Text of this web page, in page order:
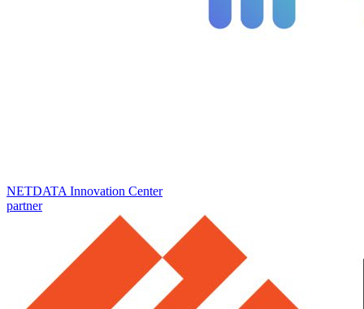
NETDATA Innovation Center
partner